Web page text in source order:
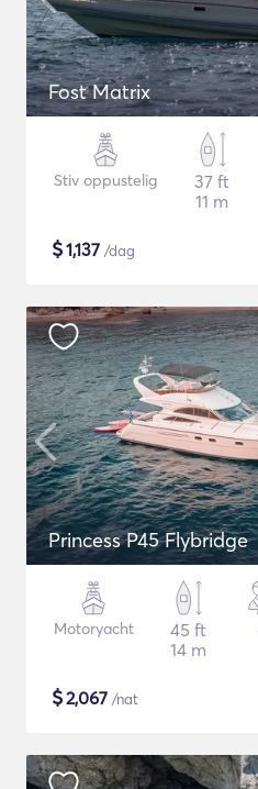
Fost Matrix
Stiv oppustelig
37 ft
11 m
$1,137 /dag
Princess P45 Flybridge
Motoryacht
45 ft
14 m
$2,067 /nat